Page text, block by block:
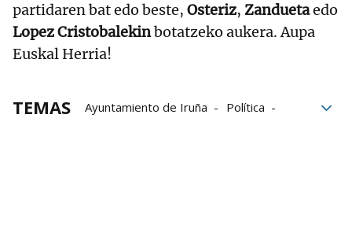
partidaren bat edo beste, Osteriz, Zanduetaedo
Lopez Cristobalekinbotatzeko aukera. Aupa
Euskal Herria!
TEMAS Ayuntamiento de Iruña
Política